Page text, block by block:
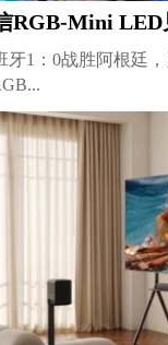
RGB-Mini LED
牙1：0战胜阿根廷